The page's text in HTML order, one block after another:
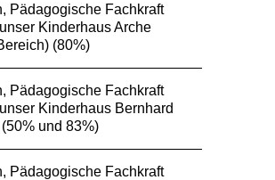
Pädagogische Fachkraft
Kinderhaus Arche
(80%)
Pädagogische Fachkraft
Kinderhaus Bernhard
und 83%)
Pädagogische Fachkraft